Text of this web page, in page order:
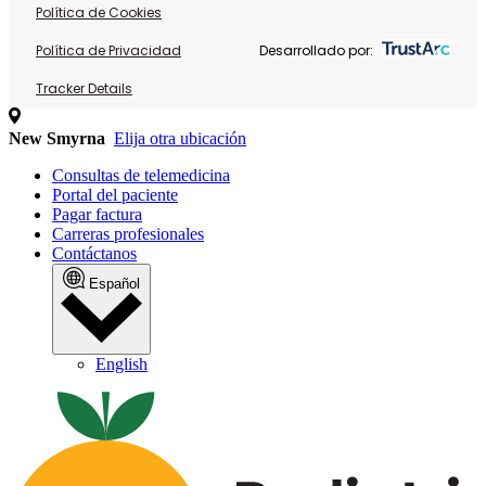
Política de Cookies
Política de Privacidad
Tracker Details
Desarrollado por:
New Smyrna Elija otra ubicación
Consultas de telemedicina
Portal del paciente
Pagar factura
Carreras profesionales
Contáctanos
Español
English